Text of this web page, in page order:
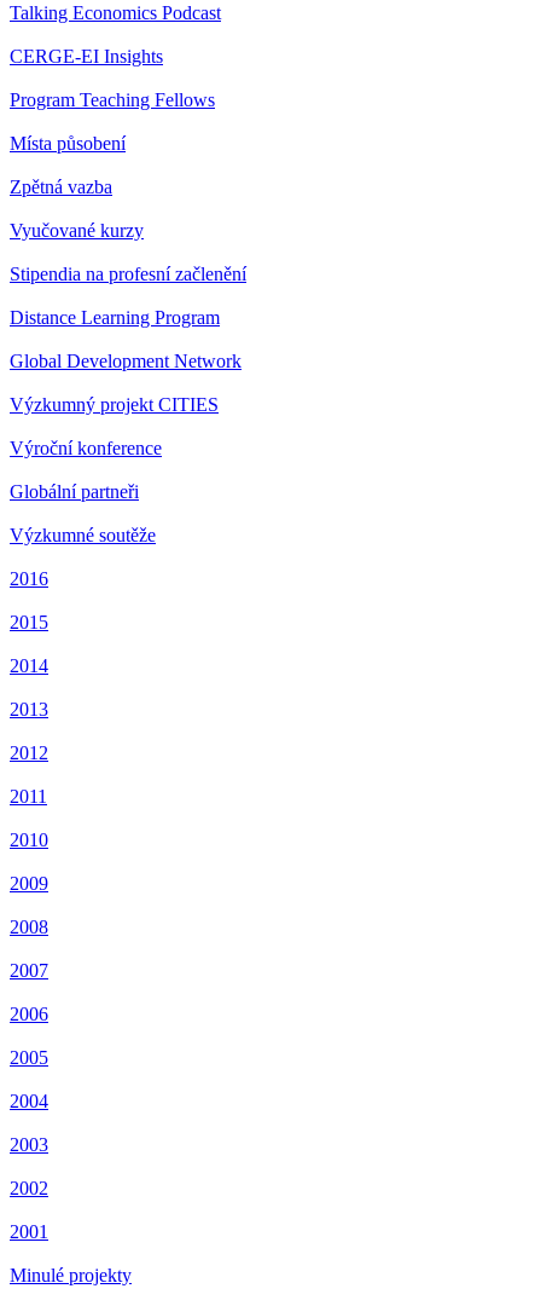
Talking Economics Podcast
CERGE-EI Insights
Program Teaching Fellows
Místa působení
Zpětná vazba
Vyučované kurzy
Stipendia na profesní začlenění
Distance Learning Program
Global Development Network
Výzkumný projekt CITIES
Výroční konference
Globální partneři
Výzkumné soutěže
2016
2015
2014
2013
2012
2011
2010
2009
2008
2007
2006
2005
2004
2003
2002
2001
Minulé projekty